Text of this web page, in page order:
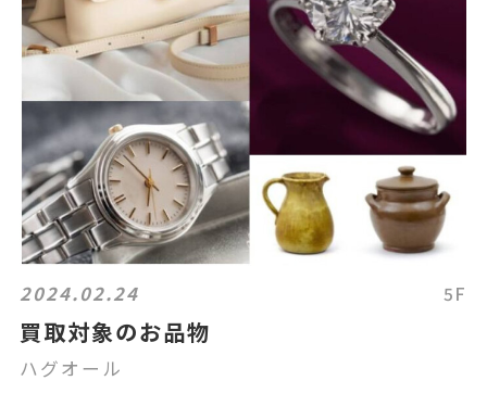
2024.02.24 5F
買取対象のお品物
ハグオール